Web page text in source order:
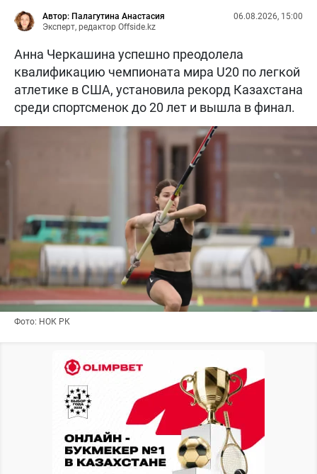
Автор: Палагутина Анастасия
Эксперт, редактор Offside.kz
06.08.2026, 15:00
Анна Черкашина успешно преодолела
квалификацию чемпионата мира U20 по легкой
атлетике в США, установила рекорд Казахстана
среди спортсменок до 20 лет и вышла в финал.
Фото: НОК РК